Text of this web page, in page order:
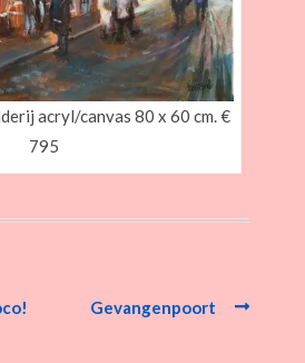
acryl/canvas 80 x 60 cm. €
795
Gevangenpoort